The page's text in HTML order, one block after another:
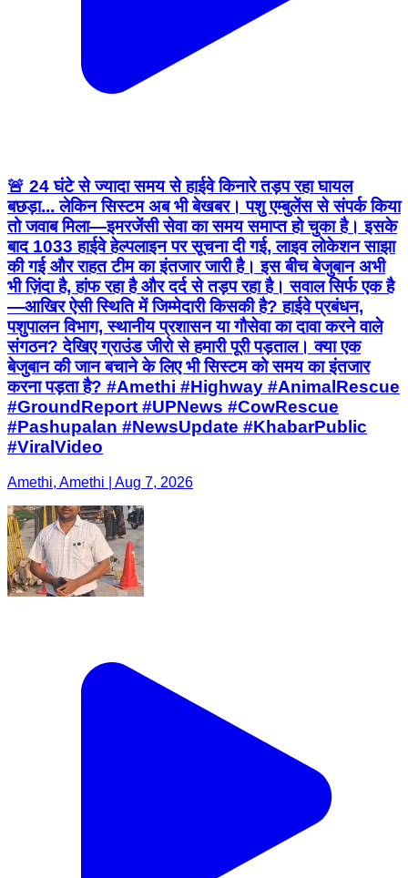
🚨 24 घंटे से ज्यादा समय से हाईवे किनारे तड़प रहा घायल
बछड़ा... लेकिन सिस्टम अब भी बेखबर। पशु एम्बुलेंस से संपर्क किया
तो जवाब मिला—इमरजेंसी सेवा का समय समाप्त हो चुका है। इसके
बाद 1033 हाईवे हेल्पलाइन पर सूचना दी गई, लाइव लोकेशन साझा
की गई और राहत टीम का इंतजार जारी है। इस बीच बेजुबान अभी
भी ज़िंदा है, हांफ रहा है और दर्द से तड़प रहा है। सवाल सिर्फ एक है
—आखिर ऐसी स्थिति में जिम्मेदारी किसकी है? हाईवे प्रबंधन,
पशुपालन विभाग, स्थानीय प्रशासन या गौसेवा का दावा करने वाले
संगठन? देखिए ग्राउंड जीरो से हमारी पूरी पड़ताल। क्या एक
बेजुबान की जान बचाने के लिए भी सिस्टम को समय का इंतजार
करना पड़ता है? #Amethi #Highway #AnimalRescue
#GroundReport #UPNews #CowRescue
#Pashupalan #NewsUpdate #KhabarPublic
#ViralVideo
Amethi, Amethi | Aug 7, 2026